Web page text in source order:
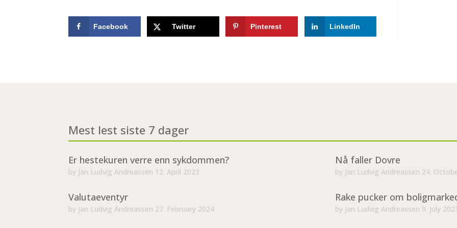
Facebook Twitter Pinterest LinkedIn
Mest lest siste 7 dager
Er hestekuren verre enn sykdommen?
by Jan Ludvig Andreassen 12. April 2023
Nå faller Dovre
by Jan Ludvig Andreassen 24.
Valutaeventyr
by Jan Ludvig Andreassen 27. February 2024
Rake pucker om
by Jan Ludvig Andreassen 9. July